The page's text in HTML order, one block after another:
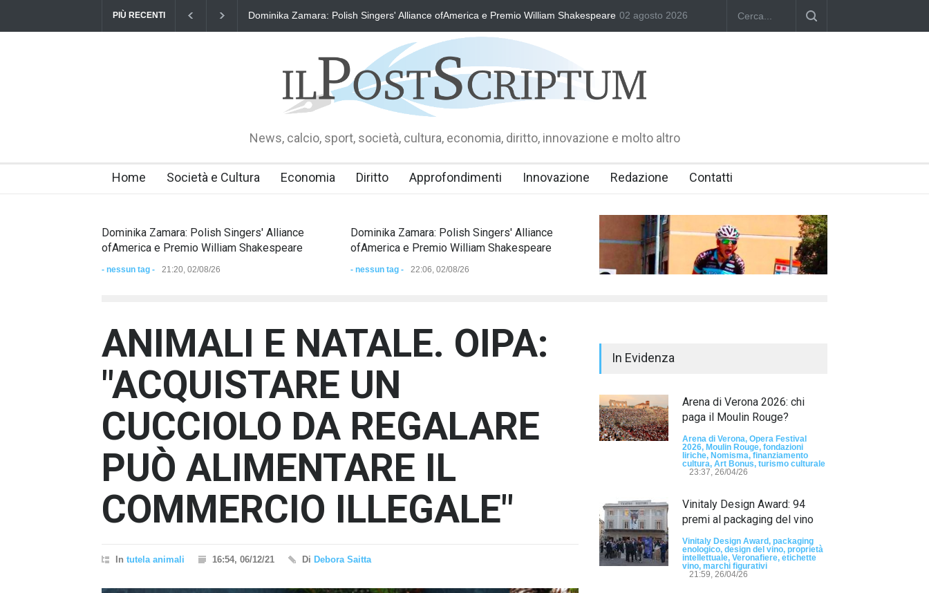
PIÙ RECENTIDominika Zamara: Polish Singers' Alliance ofAmerica e Premio William Shakespeare "Il Passaporto di Fausto Angelo Coppi" il Premio Internazionale, dedicato a Giovanni
02 agosto 2026
News, calcio, sport, società, cultura, economia, diritto, innovazione e molto altro
Home Società e Cultura Economia Diritto Approfondimenti Innovazione Redazione Contatti
Dominika Zamara: Polish Singers' Alliance
ofAmerica e Premio William Shakespeare
- nessun tag - 21:20, 02/08/26
Dominika Zamara: Polish Singers' Alliance
ofAmerica e Premio William Shakespeare
- nessun tag - 22:06, 02/08/26
"Il Passaporto di Fausto Angelo Coppi" il
Premio Internazionale, dedicato a Giovanni
- nessun tag - 23:24, 24/07/26
ANIMALI E NATALE. OIPA:
"ACQUISTARE UN
CUCCIOLO DA REGALARE
PUÒ ALIMENTARE IL
COMMERCIO ILLEGALE"
In tutela animali 16:54, 06/12/21 Di Debora Saitta
In Evidenza
Arena di Verona 2026: chi
paga il Moulin Rouge?
Arena di Verona, Opera Festival
2026, Moulin Rouge, fondazioni
liriche, Nomisma, finanziamento
cultura, Art Bonus, turismo culturale
23:37, 26/04/26
Vinitaly Design Award: 94
premi al packaging del vino
Vinitaly Design Award, packaging
enologico, design del vino, proprietà
intellettuale, Veronafiere, etichette
vino, marchi figurativi
21:59, 26/04/26